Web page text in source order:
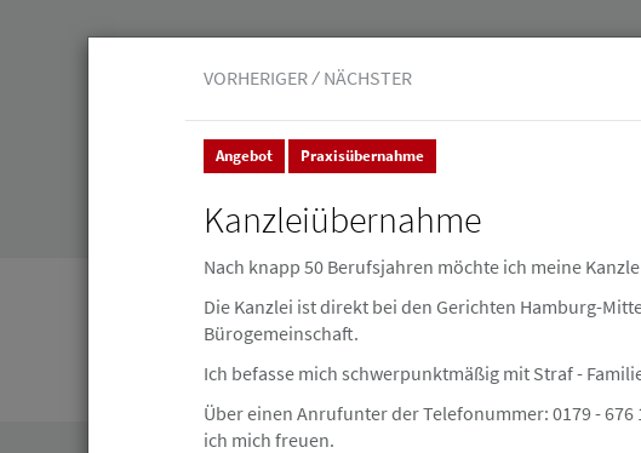
Veranstaltungen Leistungen Junge
Stellenmarkt & Anzeigen Kleinanzeigen
Kleinanzeigen
VORHERIGER NÄCHSTER
Angebot Praxisübernahme
Kanzleiübernahme
Nach knapp 50 Berufsjahren möchte ich meine
Die Kanzlei ist direkt bei den Gerichten Hamburg-
Bürogemeinschaft.
Ich befasse mich schwerpunktmäßig mit Straf -
Über einen Anrufunter der Telefonummer: 0179 -
ich mich freuen.